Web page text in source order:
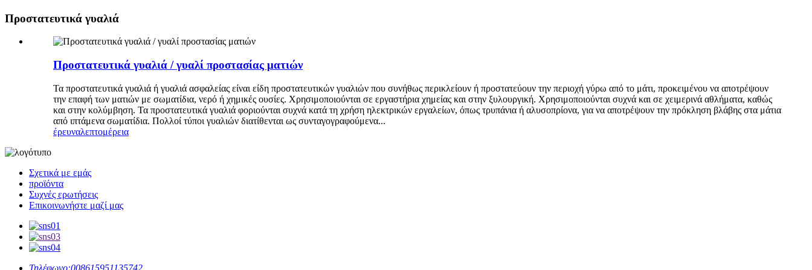
Προστατευτικά γυαλιά
Προστατευτικά γυαλιά / γυαλί προστασίας ματιών
Τα προστατευτικά γυαλιά ή γυαλιά ασφαλείας είναι είδη προστατευτικών γυαλιών που συνήθως περικλείουν ή προστατεύουν την περιοχή γύρω από το μάτι, προκειμένου να αποτρέψουν
την επαφή των ματιών με σωματίδια, νερό ή χημικές ουσίες. Χρησιμοποιούνται σε εργαστήρια χημείας και στην ξυλουργική. Χρησιμοποιούνται συχνά και σε χειμερινά αθλήματα, καθώς
και στην κολύμβηση. Τα προστατευτικά γυαλιά φοριούνται συχνά κατά τη χρήση ηλεκτρικών εργαλείων, όπως τρυπάνια ή αλυσοπρίονα, για να αποτρέψουν την πρόκληση βλάβης στα μάτια
από ιπτάμενα σωματίδια. Πολλοί τύποι γυαλιών διατίθενται ως συνταγογραφούμενα...
έρευναλεπτομέρεια
Σχετικά με εμάς
προϊόντα
Συχνές ερωτήσεις
Επικοινωνήστε μαζί μας
Τηλέφωνο:008615951135742